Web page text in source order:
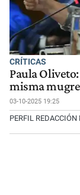
CRÍTICAS
Paula
misma
03-10-2025 19:25
PERFIL REDACCIÓN